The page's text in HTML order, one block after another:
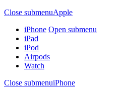
Close submenuApple
iPhone Open submenu
iPad
iPod
Airpods
Watch
Close submenuiPhone